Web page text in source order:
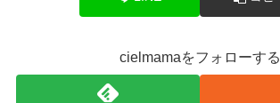
cielmamaをフォローする